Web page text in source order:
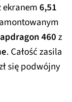
ekranem6,51
460z
. Całość zasila
się podwójny